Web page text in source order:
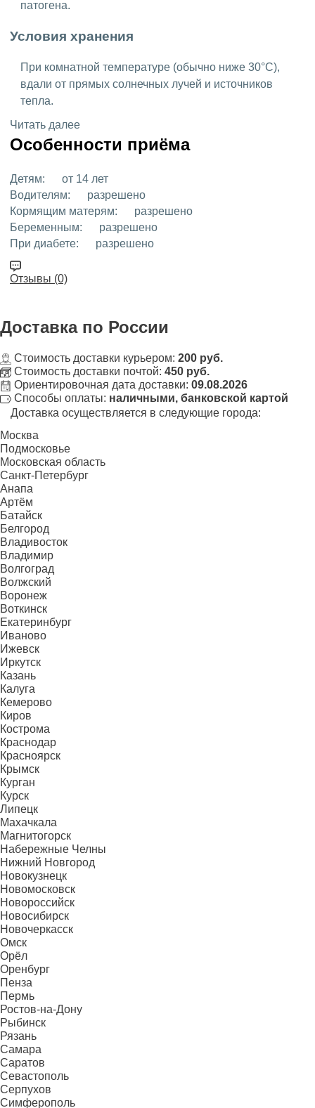
патогена.
Условия хранения
При комнатной температуре (обычно ниже 30°C),
вдали от прямых солнечных лучей и источников
тепла.
Читать далее
Особенности приёма
Детям:
от 14 лет
Водителям:
разрешено
Кормящим матерям:
разрешено
Беременным:
разрешено
При диабете:
разрешено
Отзывы (0)
Доставка по России
Стоимость доставки курьером: 200 руб.
Стоимость доставки почтой: 450 руб.
Ориентировочная дата доставки: 09.08.2026
Способы оплаты: наличными, банковской картой
Доставка осуществляется в следующие города:
Москва
Подмосковье
Московская область
Санкт-Петербург
Анапа
Артём
Батайск
Белгород
Владивосток
Владимир
Волгоград
Волжский
Воронеж
Воткинск
Екатеринбург
Иваново
Ижевск
Иркутск
Казань
Калуга
Кемерово
Киров
Кострома
Краснодар
Красноярск
Крымск
Курган
Курск
Липецк
Махачкала
Магнитогорск
Набережные Челны
Нижний Новгород
Новокузнецк
Новомосковск
Новороссийск
Новосибирск
Новочеркасск
Омск
Орёл
Оренбург
Пенза
Пермь
Ростов-на-Дону
Рыбинск
Рязань
Самара
Саратов
Севастополь
Серпухов
Симферополь